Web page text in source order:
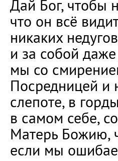
Дай Бог, чтобы
что он всё
никаких
и за собой
мы со
Посредницей и
слепоте, в
в самом себе,
Матерь Божию,
если мы